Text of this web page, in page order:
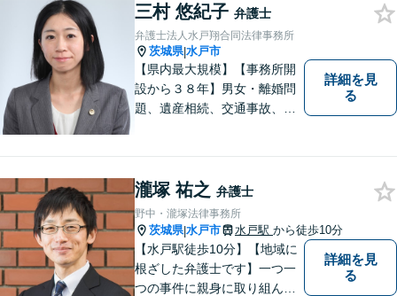
三村 悠紀子 弁護士
弁護士法人水戸翔合同法律事務所
茨城県|水戸市
【県内最大規模】【事務所開
設から３８年】男女・離婚問
題、遺産相続、交通事故、労
りごとがあればお気軽にご相
談ください！お一人おひとり
に誠実に向き合います。
詳細を見
る
瀧塚 祐之 弁護士
野中・瀧塚法律事務所
茨城県|水戸市 水戸駅 から徒歩10分
【水戸駅徒歩10分】【地域に
根ざした弁護士です】一つ一
つの事件に親身に取り組んで
詳細を見
る